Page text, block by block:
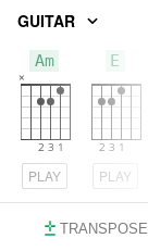
GUITAR
Am
PLAY
E
PLAY
TRANSPOSE